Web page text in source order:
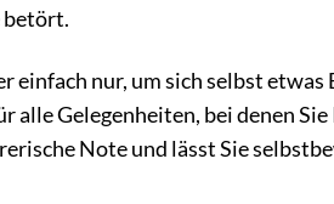
betört.
nur, um sich selbst etwas
Gelegenheiten, bei denen
Note und lässt Sie